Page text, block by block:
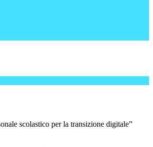
scolastico per la transizione digitale”